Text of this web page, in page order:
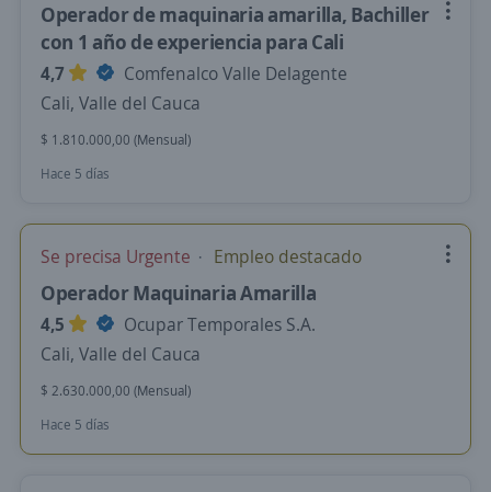
Operador de maquinaria amarilla, Bachiller
con 1 año de experiencia para Cali
4,7
Comfenalco Valle Delagente
Cali, Valle del Cauca
$ 1.810.000,00 (Mensual)
Hace 5 días
Se precisa Urgente Empleo destacado
Operador Maquinaria Amarilla
4,5
Ocupar Temporales S.A.
Cali, Valle del Cauca
$ 2.630.000,00 (Mensual)
Hace 5 días